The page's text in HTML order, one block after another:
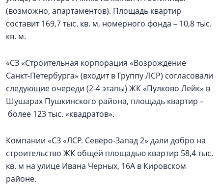
(возможно, апартаментов). Площадь квартир
составит 169,7 тыс. кв. м, номерного фонда – 10,8 тыс.
кв. м.
«СЗ «Строительная корпорация «Возрождение
Санкт‑Петербурга» (входит в Группу ЛСР) согласовали
следующие очереди (2-4 этапы) ЖК «Пулково Лейк» в
Шушарах Пушкинского района, площадь квартир –
более 123 тыс. «квадратов».
Компании «СЗ «ЛСР. Северо-Запад 2» дали добро на
строительство ЖК общей площадью квартир 58,4 тыс.
кв. м на улице Ивана Черных, 16А в Кировском
районе.